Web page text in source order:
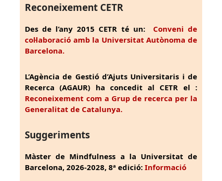
Reconeixement CETR
Des de l’any 2015 CETR té un: Conveni de
col·laboració amb la Universitat Autònoma de
Barcelona.
L’Agència de Gestió d’Ajuts Universitaris i de
Recerca (AGAUR) ha concedit al CETR el :
Reconeixement com a Grup de recerca per la
Generalitat de Catalunya.
Suggeriments
Màster de Mindfulness a la Universitat de
Barcelona, 2026-2028, 8ª edició: Informació